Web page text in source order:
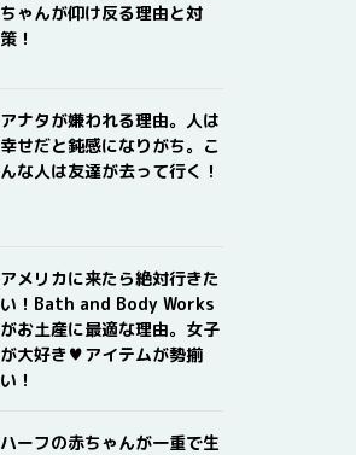
ちゃんが仰け反る理由と対
策！
アナタが嫌われる理由。人は
幸せだと鈍感になりがち。こ
んな人は友達が去って行く！
アメリカに来たら絶対行きた
い！Bath and Body Works
がお土産に最適な理由。女子
が大好き♥アイテムが勢揃
い！
ハーフの赤ちゃんが一重で生